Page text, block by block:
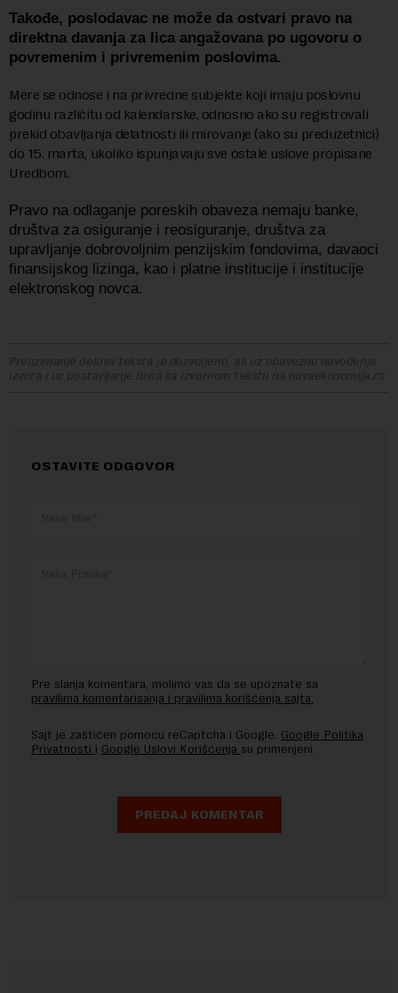
Takođe, poslodavac ne može da ostvari pravo na
direktna davanja za lica angažovana po ugovoru o
povremenim i privremenim poslovima.
Mere se odnose i na privredne subjekte koji imaju poslovnu
godinu različitu od kalendarske, odnosno ako su registrovali
prekid obavljanja delatnosti ili mirovanje (ako su preduzetnici)
do 15. marta, ukoliko ispunjavaju sve ostale uslove propisane
Uredbom.
Pravo na odlaganje poreskih obaveza nemaju banke,
društva za osiguranje i reosiguranje, društva za
upravljanje dobrovoljnim penzijskim fondovima, davaoci
finansijskog lizinga, kao i platne institucije i institucije
elektronskog novca.
Preuzimanje delova teksta je dozvoljeno, ali uz obavezno navođenje
izvora i uz postavljanje linka ka izvornom tekstu na novaekonomija.rs
OSTAVITE ODGOVOR
Pre slanja komentara, molimo vas da se upoznate sa
pravilima komentarisanja i pravilima korišćenja sajta.
Sajt je zaštićen pomocu reCaptcha i Google. Google Politika
Privatnosti i Google Uslovi Korišćenja su primenjeni.